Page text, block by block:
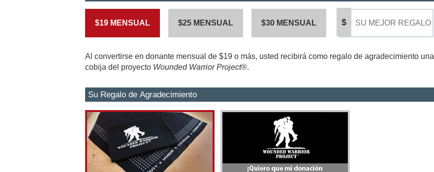
$19 MENSUAL $25 MENSUAL $30 MENSUAL $
Al convertirse en donante mensual de $19 o más, usted recibirá como regalo de agradecimiento una
cobija del proyecto Wounded Warrior Project®.
Su Regalo de Agradecimiento